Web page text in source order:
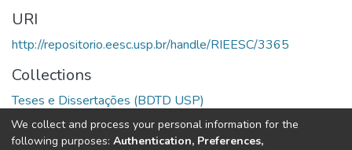
URI
http://repositorio.eesc.usp.br/handle/RIEESC/3365
Collections
Teses e Dissertações (BDTD USP)
Full item page
We collect and process your personal information for the
following purposes: Authentication, Preferences,